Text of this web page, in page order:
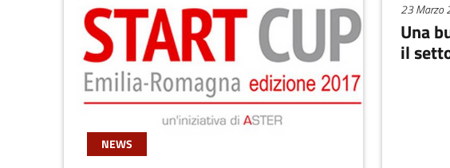
NEWS
23 Marzo
Una
il